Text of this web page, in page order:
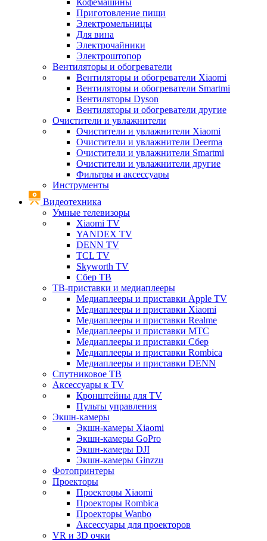
Кофемашины
Приготовление пищи
Электромельницы
Для вина
Электрочайники
Электроштопор
Вентиляторы и обогреватели
Вентиляторы и обогреватели Xiaomi
Вентиляторы и обогреватели Smartmi
Вентиляторы Dyson
Вентиляторы и обогреватели другие
Очистители и увлажнители
Очистители и увлажнители Xiaomi
Очистители и увлажнители Deerma
Очистители и увлажнители Smartmi
Очистители и увлажнители другие
Фильтры и аксессуары
Инструменты
Видеотехника
Умные телевизоры
Xiaomi TV
YANDEX TV
DENN TV
TCL TV
Skyworth TV
Сбер ТВ
ТВ-приставки и медиаплееры
Медиаплееры и приставки Apple TV
Медиаплееры и приставки Xiaomi
Медиаплееры и приставки Realme
Медиаплееры и приставки МТС
Медиаплееры и приставки Сбер
Медиаплееры и приставки Rombica
Медиаплееры и приставки DENN
Спутниковое ТВ
Аксессуары к TV
Кронштейны для TV
Пульты управления
Экшн-камеры
Экшн-камеры Xiaomi
Экшн-камеры GoPro
Экшн-камеры DJI
Экшн-камеры Ginzzu
Фотопринтеры
Проекторы
Проекторы Xiaomi
Проекторы Rombica
Проекторы Wanbo
Аксессуары для проекторов
VR и 3D очки